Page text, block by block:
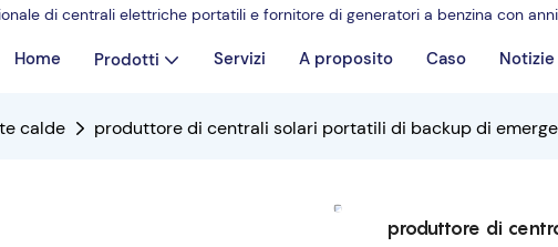
di centrali elettriche portatili e fornitore di generatori a benzina con
Home Prodotti Servizi A proposito Caso Notizie
calde produttore di centrali solari portatili di backup di
produttore di